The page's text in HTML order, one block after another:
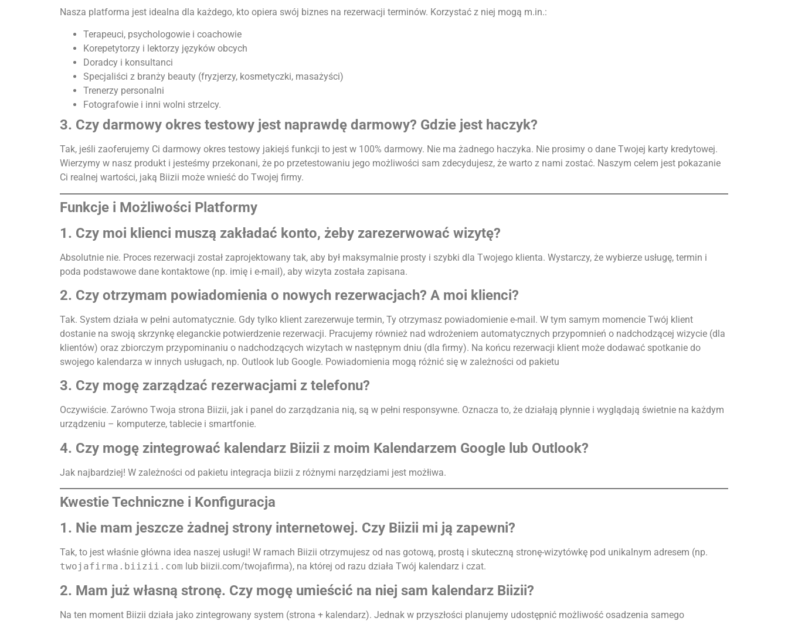
Nasza platforma jest idealna dla każdego, kto opiera swój biznes na rezerwacji terminów. Korzystać z niej mogą m.in.:
Terapeuci, psychologowie i coachowie
Korepetytorzy i lektorzy języków obcych
Doradcy i konsultanci
Specjaliści z branży beauty (fryzjerzy, kosmetyczki, masażyści)
Trenerzy personalni
Fotografowie i inni wolni strzelcy.
3. Czy darmowy okres testowy jest naprawdę darmowy? Gdzie jest haczyk?
Tak, jeśli zaoferujemy Ci darmowy okres testowy jakiejś funkcji to jest w 100% darmowy. Nie ma żadnego haczyka. Nie prosimy o dane Twojej karty kredytowej.
Wierzymy w nasz produkt i jesteśmy przekonani, że po przetestowaniu jego możliwości sam zdecydujesz, że warto z nami zostać. Naszym celem jest pokazanie
Ci realnej wartości, jaką Biizii może wnieść do Twojej firmy.
Funkcje i Możliwości Platformy
1. Czy moi klienci muszą zakładać konto, żeby zarezerwować wizytę?
Absolutnie nie. Proces rezerwacji został zaprojektowany tak, aby był maksymalnie prosty i szybki dla Twojego klienta. Wystarczy, że wybierze usługę, termin i
poda podstawowe dane kontaktowe (np. imię i e-mail), aby wizyta została zapisana.
2. Czy otrzymam powiadomienia o nowych rezerwacjach? A moi klienci?
Tak. System działa w pełni automatycznie. Gdy tylko klient zarezerwuje termin, Ty otrzymasz powiadomienie e-mail. W tym samym momencie Twój klient
dostanie na swoją skrzynkę eleganckie potwierdzenie rezerwacji. Pracujemy również nad wdrożeniem automatycznych przypomnień o nadchodzącej wizycie (dla
klientów) oraz zbiorczym przypominaniu o nadchodzących wizytach w następnym dniu (dla firmy). Na końcu rezerwacji klient może dodawać spotkanie do
swojego kalendarza w innych usługach, np. Outlook lub Google. Powiadomienia mogą różnić się w zależności od pakietu
3. Czy mogę zarządzać rezerwacjami z telefonu?
Oczywiście. Zarówno Twoja strona Biizii, jak i panel do zarządzania nią, są w pełni responsywne. Oznacza to, że działają płynnie i wyglądają świetnie na każdym
urządzeniu – komputerze, tablecie i smartfonie.
4. Czy mogę zintegrować kalendarz Biizii z moim Kalendarzem Google lub Outlook?
Jak najbardziej! W zależności od pakietu integracja biizii z różnymi narzędziami jest możłiwa.
Kwestie Techniczne i Konfiguracja
1. Nie mam jeszcze żadnej strony internetowej. Czy Biizii mi ją zapewni?
Tak, to jest właśnie główna idea naszej usługi! W ramach Biizii otrzymujesz od nas gotową, prostą i skuteczną stronę-wizytówkę pod unikalnym adresem (np.
twojafirma.biizii.com lub biizii.com/twojafirma), na której od razu działa Twój kalendarz i czat.
2. Mam już własną stronę. Czy mogę umieścić na niej sam kalendarz Biizii?
Na ten moment Biizii działa jako zintegrowany system (strona + kalendarz). Jednak w przyszłości planujemy udostępnić możliwość osadzenia samego